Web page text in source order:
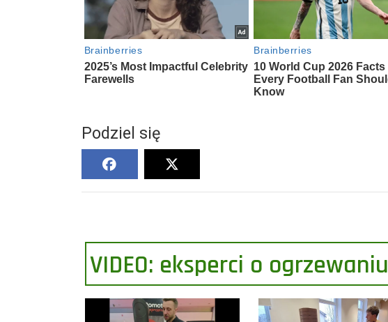
Podziel się
VIDEO: eksperci o ogrzewaniu